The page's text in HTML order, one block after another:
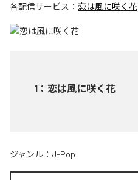
各配信サービス： 恋は風に咲く花
1 ： 恋は風に咲く花
ジャンル： J-Pop